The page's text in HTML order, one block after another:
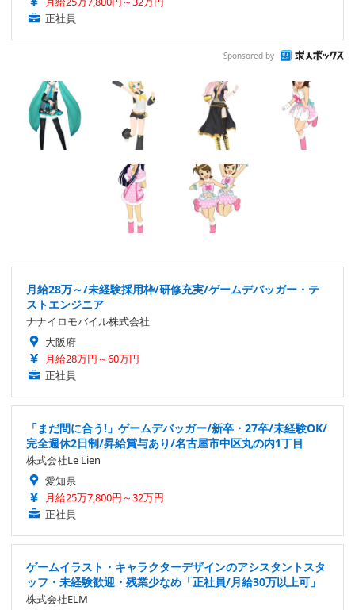
正社員
Sponsored by
月給28万～/未経験採用枠/研修充実/ゲームデバッガー・テ
ストエンジニア
ナナイロモバイル株式会社
大阪府
月給28万円～60万円
正社員
「まだ間に合う!」ゲームデバッガー/新卒・27卒/未経験OK/
完全週休2日制/昇給賞与あり/名古屋市中区丸の内1丁目
株式会社Le Lien
愛知県
月給25万7,800円～32万円
正社員
ゲームイラスト・キャラクターデザインのアシスタントスタ
ッフ・未経験歓迎・残業少なめ「正社員/月給30万以上可」
株式会社ELM